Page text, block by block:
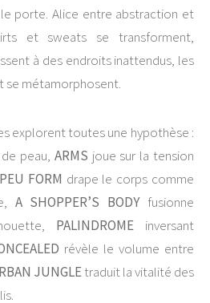
le porte. Alice entre abstraction et
et sweats se transforment,
à des endroits inattendus, les
se métamorphosent.
explorent toutes une hypothèse :
peau, ARMS joue sur la tension
PEU FORM drape le corps comme
A SHOPPER’S BODYfusionne
PALINDROMEinversant
révèle le volume entre
JUNGLEtraduit la vitalité des